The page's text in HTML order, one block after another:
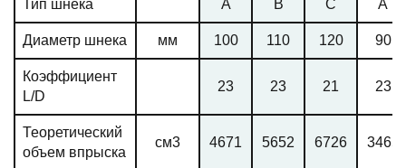
Тип шнека A B C A
Диаметр шнека мм 100 110 120 90
Коэффициент
L/D
23 23 21 23
Теоретический
объем впрыска
см3 4671 5652 6726 3465